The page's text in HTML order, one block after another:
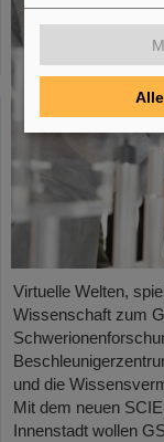
Virtuelle Welten,
Wissenschaft zum
und die
Mit dem neuen
Innenstadt wollen